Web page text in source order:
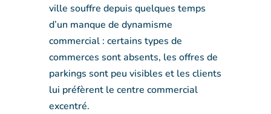
ville souffre depuis quelques temps
d’un manque de dynamisme
commercial : certains types de
commerces sont absents, les offres de
parkings sont peu visibles et les clients
lui préfèrent le centre commercial
excentré.